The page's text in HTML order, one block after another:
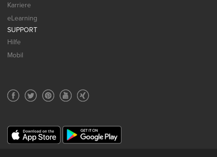
Karriere
eLearning
SUPPORT
Hilfe
Mobil